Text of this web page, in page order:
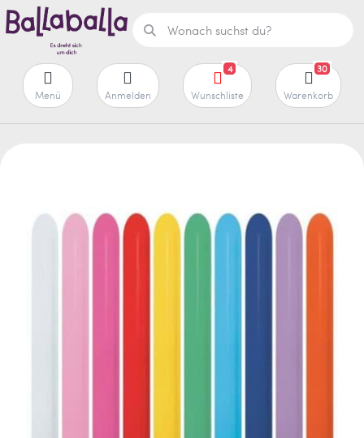
Menü Anmelden
4
Wunschliste
30
Warenkorb